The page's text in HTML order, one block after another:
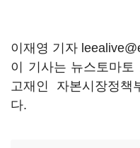
이재영 기자
이 기사는 뉴스토마
고재인 자본시장정책
다.